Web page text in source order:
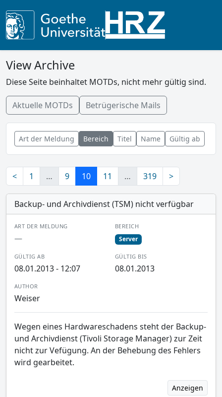
View Archive
Diese Seite beinhaltet MOTDs, nicht mehr gültig sind.
Aktuelle MOTDs Betrügerische Mails
Art der Meldung Bereich Titel Name Gültig ab
< 1 … 9 10 11 … 319 >
Backup- und Archivdienst (TSM) nicht verfügbar
ART DER MELDUNG
—
BEREICH
Server
GÜLTIG AB
08.01.2013 - 12:07
GÜLTIG BIS
08.01.2013
AUTHOR
Weiser
Wegen eines Hardwareschadens steht der Backup-
und Archivdienst (Tivoli Storage Manager) zur Zeit
nicht zur Vefügung. An der Behebung des Fehlers
wird gearbeitet.
Anzeigen